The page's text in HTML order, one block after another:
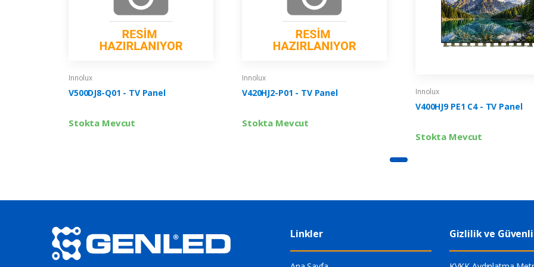
Innolux
V500DJ8-Q01 - TV Panel
Stokta Mevcut
Innolux
V420HJ2-P01 - TV Panel
Stokta Mevcut
Innolux
V400HJ9 PE1 C4 - TV Panel
Stokta Mevcut
Linkler Gizlilik ve